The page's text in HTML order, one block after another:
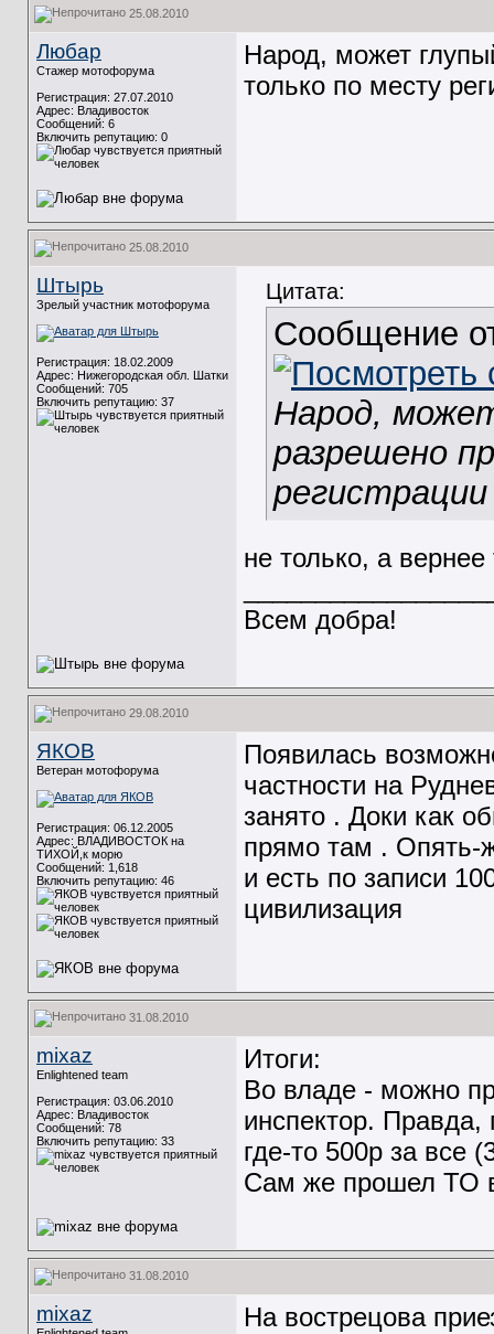
25.08.2010
Любар
Стажер мотофорума
Регистрация: 27.07.2010
Адрес: Владивосток
Сообщений: 6
Включить репутацию: 0
Народ, может
только по месту
25.08.2010
Штырь
Зрелый участник мотофорума
Регистрация: 18.02.2009
Адрес: Нижегородская обл. Шатки
Сообщений: 705
Включить репутацию: 37
Цитата:
Сообщение
Народ,
разрешено
не только, а
Всем добра!
29.08.2010
ЯКОВ
Ветеран мотофорума
Регистрация: 06.12.2005
Адрес: ВЛАДИВОСТОК на
ТИХОЙ,к морю
Сообщений: 1,618
Включить репутацию: 46
Появилась
частности на
занято . Доки как
прямо там . Опять-
и есть по записи
цивилизация
31.08.2010
mixaz
Enlightened team
Регистрация: 03.06.2010
Адрес: Владивосток
Сообщений: 78
Включить репутацию: 33
Итоги:
Во владе - можно
инспектор. Правда,
где-то 500р за все
Сам же прошел ТО
31.08.2010
mixaz
На вострецова